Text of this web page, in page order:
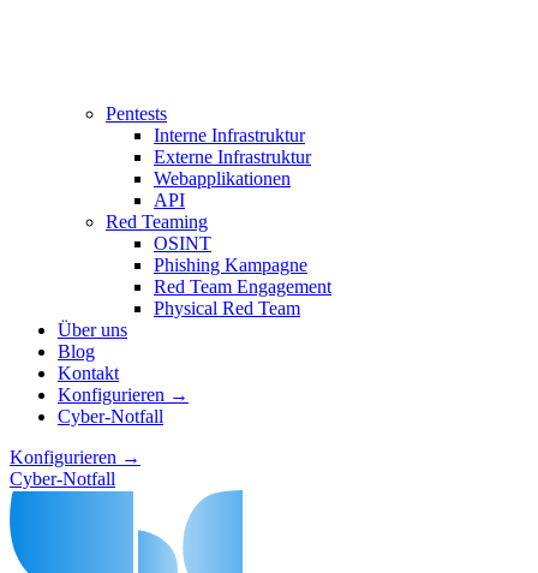
Pentests
Interne Infrastruktur
Externe Infrastruktur
Webapplikationen
API
Red Teaming
OSINT
Phishing Kampagne
Red Team Engagement
Physical Red Team
Über uns
Blog
Kontakt
Konfigurieren →
Cyber-Notfall
Konfigurieren →
Cyber-Notfall